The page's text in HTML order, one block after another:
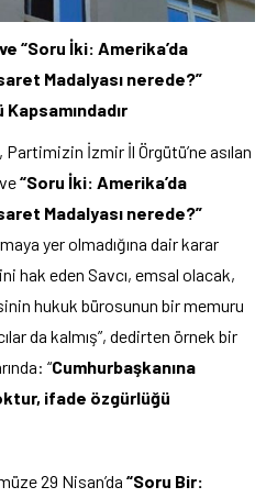
“Soru İki: Amerika’da
Madalyası nerede?”
Partimizin İzmir İl Örgütü’ne asılan
ve“Soru İki: Amerika’da
Madalyası nerede?”
yer olmadığına dair karar
hak eden Savcı, emsal olacak,
hukuk bürosunun bir memuru
da kalmış”, dedirten örnek bir
“Cumhurbaşkanına
ifade özgürlüğü
29 Nisan’da “Soru Bir: